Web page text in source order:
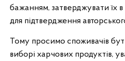
бажанням, затверджувати їх
для підтвердження
Тому просимо споживачів
виборі харчових продуктів,